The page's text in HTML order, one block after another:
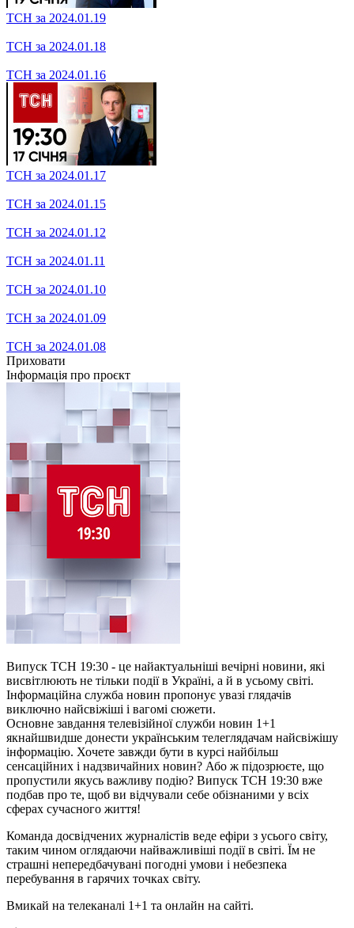
ТСН за 2024.02.05
ТСН за 2024.02.01
ТСН за 2024.01.31
ТСН за 2024.01.29
ТСН за 2024.01.26
ТСН за 2024.01.25
ТСН за 2024.01.24
ТСН за 2024.01.23
ТСН за 2024.01.19
ТСН за 2024.01.18